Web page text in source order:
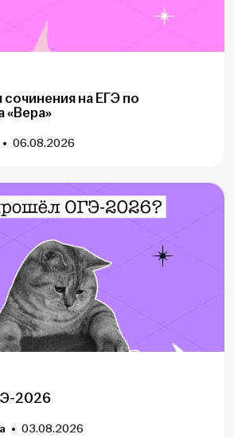
на ЕГЭ по
«Вера»
06.08.2026
2026
03.08.2026